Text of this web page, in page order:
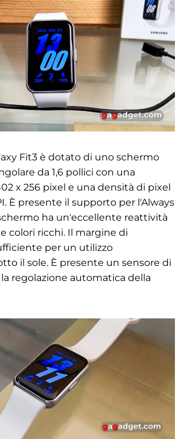
Fit3 è dotato di uno schermo
da 1,6 pollici con una
x 256 pixel e una densità di pixel
È presente il supporto per l'Always
ha un'eccellente reattività
colori ricchi. Il margine di
per un utilizzo
il sole. È presente un sensore di
regolazione automatica della